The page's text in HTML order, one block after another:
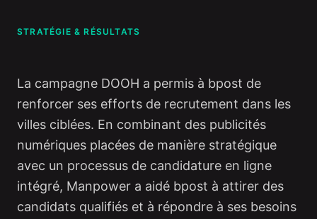
STRATÉGIE & RÉSULTATS
La campagne DOOH a permis à bpost de
renforcer ses efforts de recrutement dans les
villes ciblées. En combinant des publicités
numériques placées de manière stratégique
avec un processus de candidature en ligne
intégré, Manpower a aidé bpost à attirer des
candidats qualifiés et à répondre à ses besoins